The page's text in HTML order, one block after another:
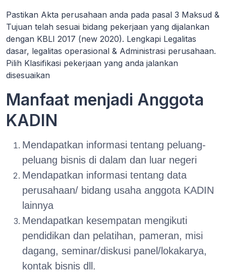
Pastikan Akta perusahaan anda pada pasal 3 Maksud &
Tujuan telah sesuai bidang pekerjaan yang dijalankan
dengan KBLI 2017 (new 2020). Lengkapi Legalitas
dasar, legalitas operasional & Administrasi perusahaan.
Pilih Klasifikasi pekerjaan yang anda jalankan
disesuaikan
Manfaat menjadi Anggota
KADIN
Mendapatkan informasi tentang peluang-
peluang bisnis di dalam dan luar negeri
Mendapatkan informasi tentang data
perusahaan/ bidang usaha anggota KADIN
lainnya
Mendapatkan kesempatan mengikuti
pendidikan dan pelatihan, pameran, misi
dagang, seminar/diskusi panel/lokakarya,
kontak bisnis dll.